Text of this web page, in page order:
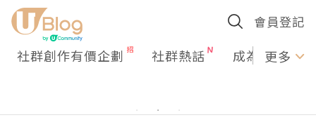
會員登記
社群創作有價企劃 社群熱話 成為U更多